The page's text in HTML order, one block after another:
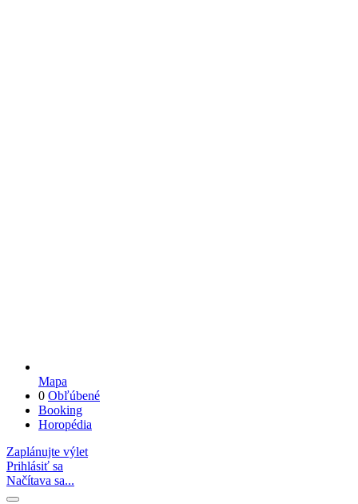
Mapa
0 Obľúbené
Booking
Horopédia
Zaplánujte výlet
Prihlásiť sa
Načítava sa...